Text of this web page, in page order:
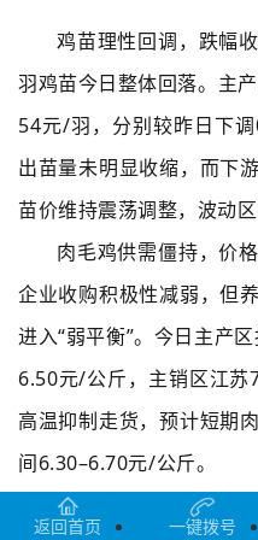
鸡苗理性回调，跌幅
羽鸡苗今日整体回落。主
54元/羽，分别较昨日下
出苗量未明显收缩，而下
苗价维持震荡调整，波动
肉毛鸡供需僵持，价
企业收购积极性减弱，但
进入“弱平衡”。今日主产
6.50元/公斤，主销区江苏
高温抑制走货，预计短期
间6.30–6.70元/公斤。
淘汰蛋毛鸡货源收紧
返回首页 一键拨号